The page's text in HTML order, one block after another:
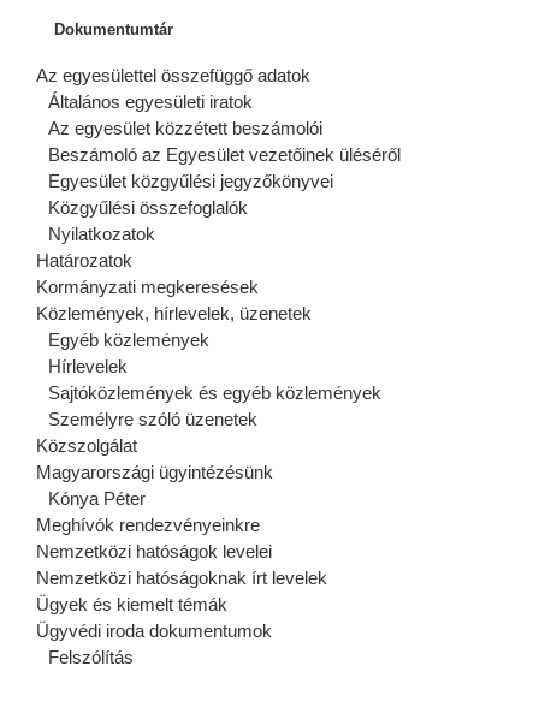
Dokumentumtár
Az egyesülettel összefüggő adatok
Általános egyesületi iratok
Az egyesület közzétett beszámolói
Beszámoló az Egyesület vezetőinek üléséről
Egyesület közgyűlési jegyzőkönyvei
Közgyűlési összefoglalók
Nyilatkozatok
Határozatok
Kormányzati megkeresések
Közlemények, hírlevelek, üzenetek
Egyéb közlemények
Hírlevelek
Sajtóközlemények és egyéb közlemények
Személyre szóló üzenetek
Közszolgálat
Magyarországi ügyintézésünk
Kónya Péter
Meghívók rendezvényeinkre
Nemzetközi hatóságok levelei
Nemzetközi hatóságoknak írt levelek
Ügyek és kiemelt témák
Ügyvédi iroda dokumentumok
Felszólítás